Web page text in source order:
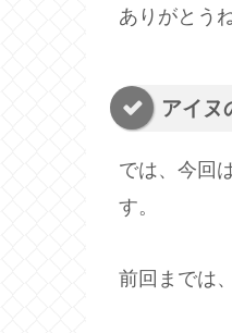
ありがとう
アイ
では、今回
す。
前回までは